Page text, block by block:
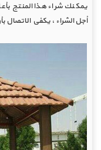
يمكنك شراء هذا المنتج
أجل الشراء ، يكفي الاتصال